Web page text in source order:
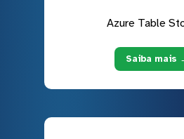
Azure Table
Saiba mais